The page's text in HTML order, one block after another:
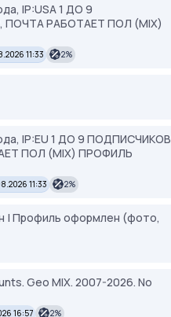
IP:USA 1 ДО 9
РАБОТАЕТ ПОЛ (MIX)
11:33 2%
IP:EU 1 ДО 9 ПОДПИСЧИКОВ
ПОЛ (MIX) ПРОФИЛЬ
11:33 2%
| Профиль оформлен (фото,
Geo MIX. 2007-2026. No
16:57 2%